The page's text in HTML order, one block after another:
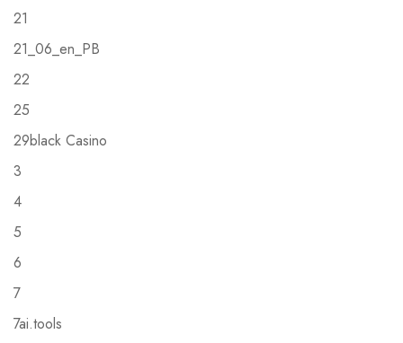
21
21_06_en_PB
22
25
29black Casino
3
4
5
6
7
7ai.tools